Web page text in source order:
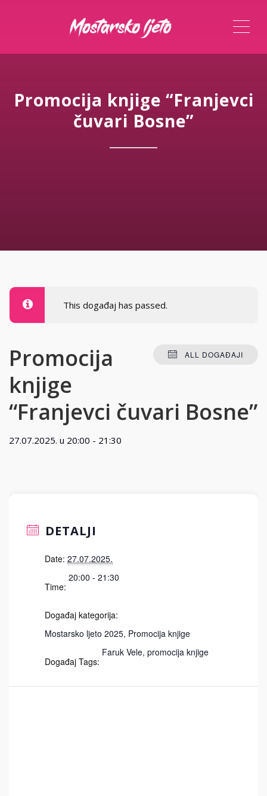
Promocija knjige “Franjevci
čuvari Bosne”
This događaj has passed.
ALL DOGAĐAJI
Promocija
knjige
“Franjevci čuvari Bosne”
27.07.2025. u 20:00 - 21:30
DETALJI
Date: 27.07.2025.
Time:
20:00 - 21:30
Događaj kategorija:
Mostarsko ljeto 2025, Promocija knjige
Događaj Tags:
Faruk Vele, promocija knjige